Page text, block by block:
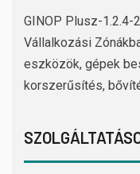
GINOP Plusz-1.2.4-
Vállalkozási
eszközök, gépek
korszerűsítés,